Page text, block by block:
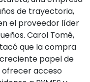
de trayectoria,
el proveedor líder
Carol Tomé,
que la compra
papel de
ofrecer acceso